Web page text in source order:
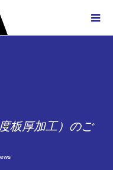
板厚加工）のご